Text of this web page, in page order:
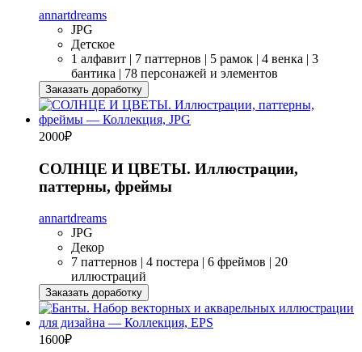
annartdreams
JPG
Детское
1 алфавит | 7 паттернов | 5 рамок | 4 венка | 3
бантика | 78 персонажей и элементов
Заказать доработку
2000₽
СОЛНЦЕ И ЦВЕТЫ. Иллюстрации,
паттерны, фреймы
annartdreams
JPG
Декор
7 паттернов | 4 постера | 6 фреймов | 20
иллюстраций
Заказать доработку
1600₽